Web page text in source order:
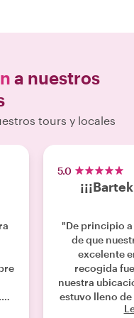
a nuestros
tours y locales
5.0
"De principio
de que
excelente
recogida
nuestra
estuvo lleno
y